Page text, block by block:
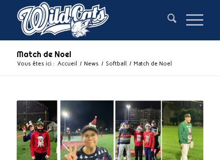
Match de Noel
Vous êtes ici : Accueil / News / Softball / Match de Noel